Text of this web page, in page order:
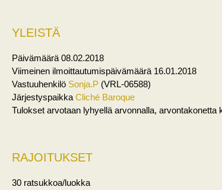
YLEISTÄ
Päivämäärä 08.02.2018
Viimeinen ilmoittautumispäivämäärä 16.01.2018
Vastuuhenkilö Sonja.P (VRL-06588)
Järjestyspaikka Cliché Baroque
Tulokset arvotaan lyhyellä arvonnalla, arvontakonetta
RAJOITUKSET
30 ratsukkoa/luokka